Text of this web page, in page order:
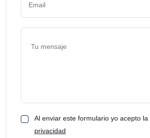
Al enviar este formulario yo acepto la
privacidad